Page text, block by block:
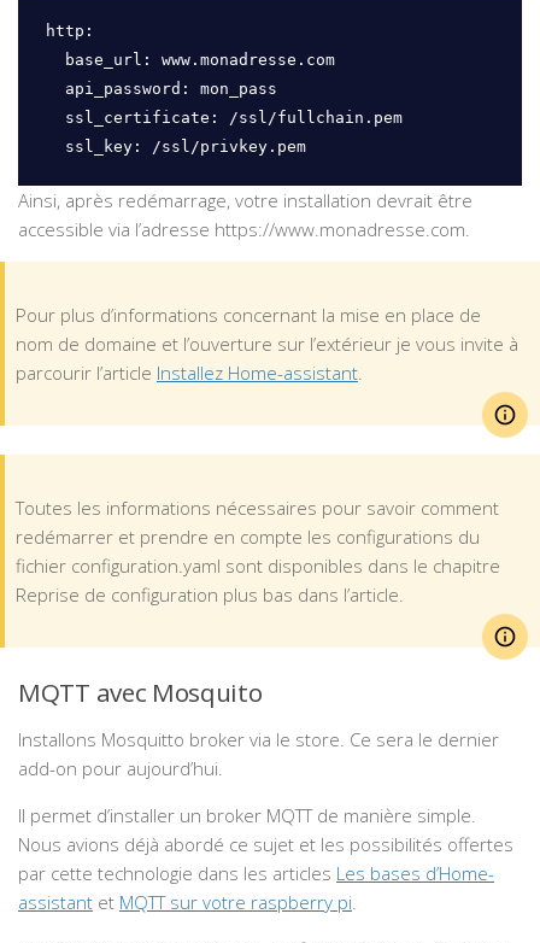
http:
  ssl_key: /ssl/privkey.pem
Ainsi, après redémarrage, votre installation devrait être
accessible via l’adresse https://www.monadresse.com.
Pour plus d’informations concernant la mise en place de
nom de domaine et l’ouverture sur l’extérieur je vous invite à
parcourir l’article Installez Home-assistant.
Toutes les informations nécessaires pour savoir comment
redémarrer et prendre en compte les configurations du
fichier configuration.yaml sont disponibles dans le chapitre
Reprise de configuration plus bas dans l’article.
MQTT avec Mosquito
Installons Mosquitto broker via le store. Ce sera le dernier
add-on pour aujourd’hui.
Il permet d’installer un broker MQTT de manière simple.
Nous avions déjà abordé ce sujet et les possibilités offertes
par cette technologie dans les articles Les bases d’Home-
assistant et MQTT sur votre raspberry pi.